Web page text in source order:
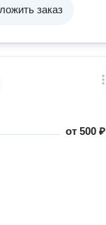
заказ
от500 ₽